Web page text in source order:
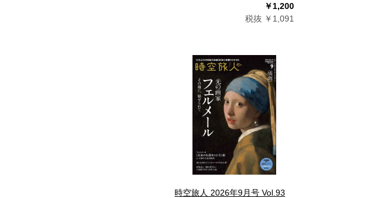
￥1,200
税抜 ￥1,091
時空旅人 2026年9月号 Vol.93